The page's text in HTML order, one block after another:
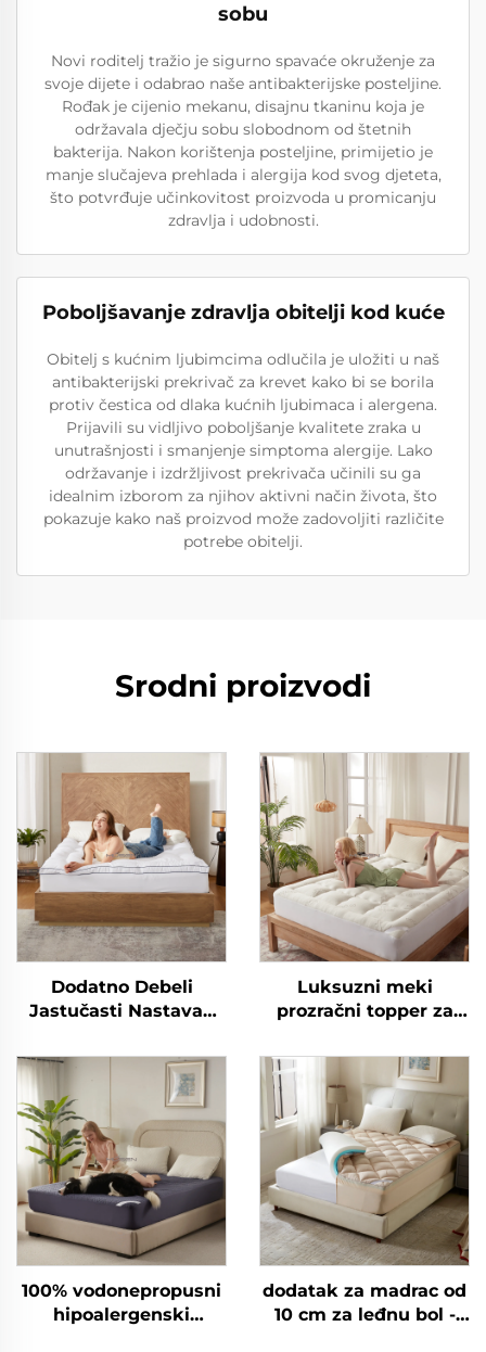
sobu
Novi roditelj tražio je sigurno spavaće okruženje za
svoje dijete i odabrao naše antibakterijske posteljine.
Rođak je cijenio mekanu, disajnu tkaninu koja je
održavala dječju sobu slobodnom od štetnih
bakterija. Nakon korištenja posteljine, primijetio je
manje slučajeva prehlada i alergija kod svog djeteta,
što potvrđuje učinkovitost proizvoda u promicanju
zdravlja i udobnosti.
Poboljšavanje zdravlja obitelji kod kuće
Obitelj s kućnim ljubimcima odlučila je uložiti u naš
antibakterijski prekrivač za krevet kako bi se borila
protiv čestica od dlaka kućnih ljubimaca i alergena.
Prijavili su vidljivo poboljšanje kvalitete zraka u
unutrašnjosti i smanjenje simptoma alergije. Lako
održavanje i izdržljivost prekrivača učinili su ga
idealnim izborom za njihov aktivni način života, što
pokazuje kako naš proizvod može zadovoljiti različite
potrebe obitelji.
Srodni proizvodi
Dodatno Debeli
Jastučasti Nastavak
Prozračan Puhavi
Mecka Nastavka za
Madrac s Elastičnim
Džepovima do 15 Inča
Luksuzni meki
prozračni topper za
čuvelac za madrac
100% vodonepropusni
hipoalergenski
dodatak za madrac od
10 cm za leđnu bol -